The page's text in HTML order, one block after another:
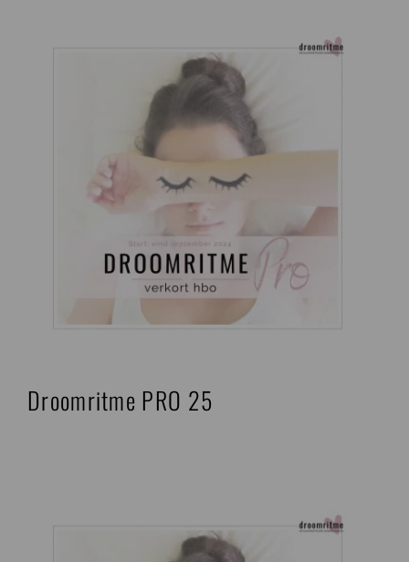
Droomritme PRO 25